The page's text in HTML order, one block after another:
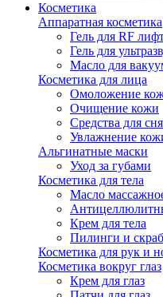
Косметика
Аппаратная косметика
Гель для RF
Гель для
Масло для
Косметика для лица
Омоложение
Очищение кожи
Средства для
Увлажнение
Альгинатные маски
Уход за губами
Косметика для тела
Масло
Крем для тела
Пилинги и
Косметика для рук и
Косметика вокруг глаз
Крем для глаз